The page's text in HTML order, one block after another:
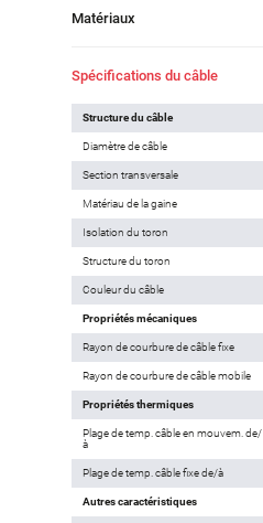
Matériaux
Spécifications du câble
Structure du câble
Diamètre de câble
Section transversale
Matériau de la gaine
Isolation du toron
Structure du toron
Couleur du câble
Propriétés mécaniques
Rayon de courbure de câble fixe
Rayon de courbure de câble mobile
Propriétés thermiques
Plage de temp. câble en mouvem. de/
à
Plage de temp. câble fixe de/à
Autres caractéristiques